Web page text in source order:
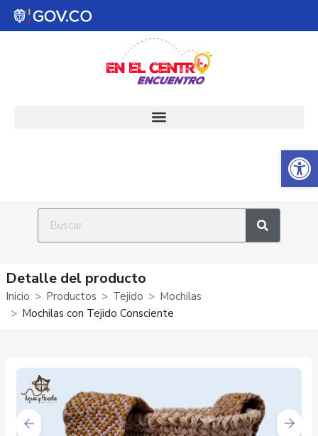
Abrir
Detalle del producto
Inicio Productos Tejido
Mochilas
Mochilas con Tejido Consciente